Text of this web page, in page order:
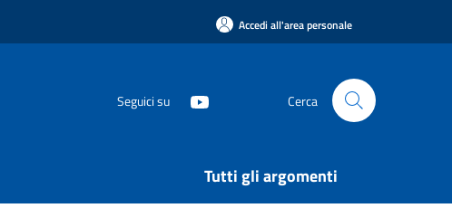
Accedi all'area personale
Seguici su Cerca
Tutti gli argomenti